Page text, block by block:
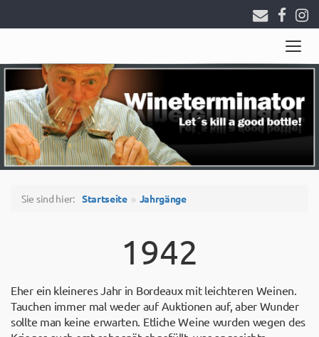
Sie sind hier: Startseite Jahrgänge
1942
Eher ein kleineres Jahr in Bordeaux mit leichteren Weinen.
Tauchen immer mal weder auf Auktionen auf, aber Wunder
sollte man keine erwarten. Etliche Weine wurden wegen des